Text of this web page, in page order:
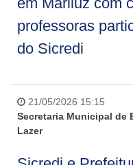
professoras
do Sicredi
21/05/2026 15:15
Secretaria Municipal de
Lazer